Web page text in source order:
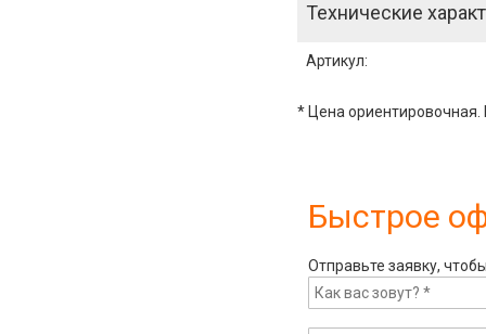
Технические
Артикул:
* Цена ориентировочная.
Быстрое
Отправьте заявку,